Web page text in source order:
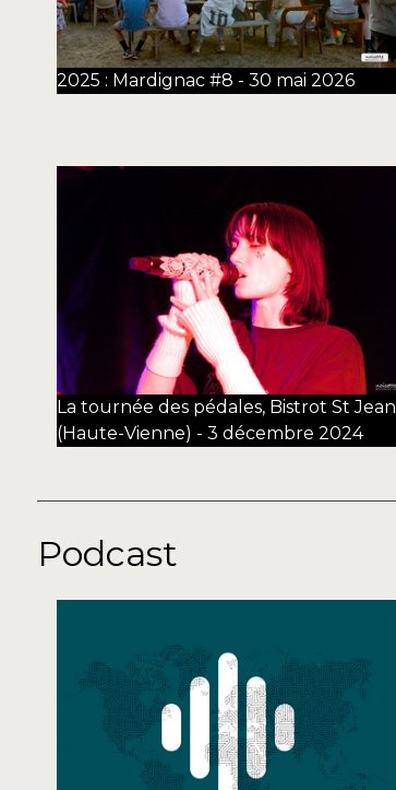
2025 : Mardignac #8 - 30 mai 2026
La tournée des pédales, Bistrot St Jean
(Haute-Vienne) - 3 décembre 2024
Podcast